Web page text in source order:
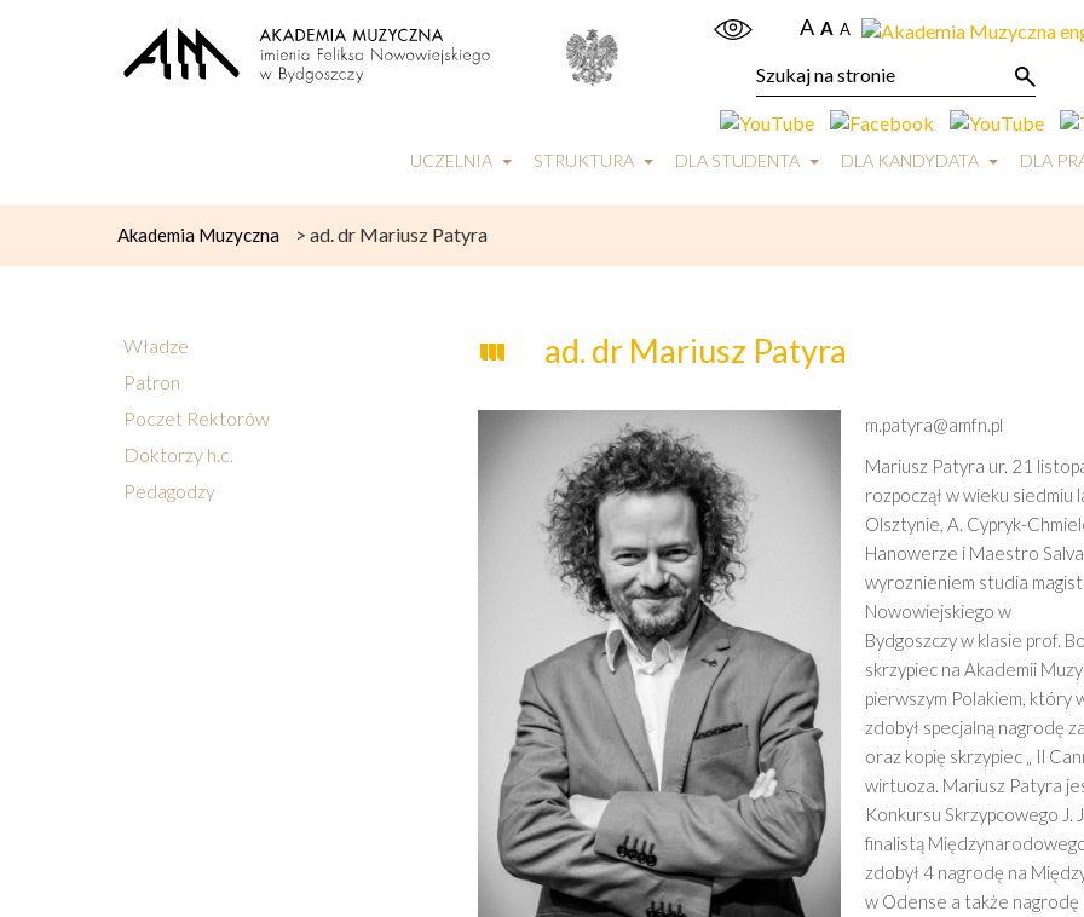
A A A
UCZELNIA STRUKTURA DLA STUDENTA DLA KANDYDATA DLA
Akademia Muzyczna > ad. dr Mariusz Patyra
Władze
Patron
Poczet Rektorów
Doktorzy h.c.
Pedagodzy
ad. dr Mariusz Patyra
m.patyra@amfn.pl
Mariusz Patyra ur. 21
rozpoczął w wieku siedmiu
Olsztynie, A. Cypryk-
Hanowerze i Maestro
wyroznieniem studia
Nowowiejskiego w
Bydgoszczy w klasie prof.
skrzypiec na Akademii
pierwszym Polakiem, który
zdobył specjalną nagrodę
oraz kopię skrzypiec „ Il
wirtuoza. Mariusz Patyra
Konkursu Skrzypcowego J.
finalistą
zdobył 4 nagrodę na
w Odense a także